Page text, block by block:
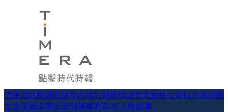
房產資訊棒球籃球室內設計創業理財美食寵物公益觀光旅遊藝
文生活旗津專區新聞時事教育3C人物故事